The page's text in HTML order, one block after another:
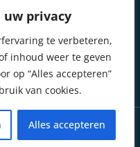
uw privacy
te verbeteren,
inhoud weer te geven
op “Alles accepteren”
van cookies.
Alles accepteren
voorbehouden.